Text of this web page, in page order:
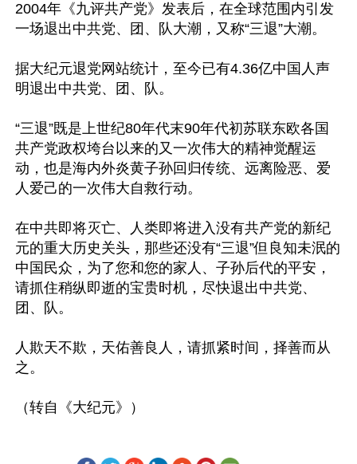
2004年《九评共产党》发表后，在全球范围内引发
一场退出中共党、团、队大潮，又称“三退”大潮。
据大纪元退党网站统计，至今已有4.36亿中国人声
明退出中共党、团、队。
“三退”既是上世纪80年代末90年代初苏联东欧各国
共产党政权垮台以来的又一次伟大的精神觉醒运
动，也是海内外炎黄子孙回归传统、远离险恶、爱
人爱己的一次伟大自救行动。
在中共即将灭亡、人类即将进入没有共产党的新纪
元的重大历史关头，那些还没有“三退”但良知未泯的
中国民众，为了您和您的家人、子孙后代的平安，
请抓住稍纵即逝的宝贵时机，尽快退出中共党、
团、队。
人欺天不欺，天佑善良人，请抓紧时间，择善而从
之。